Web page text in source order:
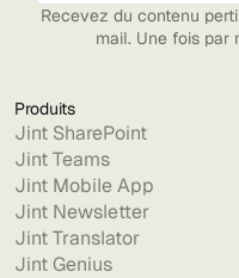
Recevez du contenu
mail. Une fois par
Produits
Jint SharePoint
Jint Teams
Jint Mobile App
Jint Newsletter
Jint Translator
Jint Genius